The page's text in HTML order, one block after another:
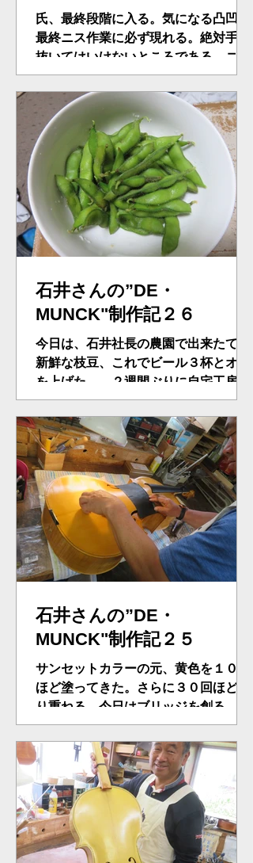
氏、最終段階に入る。気になる凸凹。
最終ニス作業に必ず現れる。絶対手を
抜いてはいけないところである。ニス
を剥がし再度トライアル。最終コーナ
ーペグ調整、アッパーサドルの微妙な
角度仕上げ。ムンクの音を追及する
氏、この最終コーナーは、鎌倉で話題
のユーチューブ”鎌倉のぞ紀美CH”で
石井さんの”DE・
MUNCK"制作記２６
今日は、石井社長の農園で出来たての
新鮮な枝豆、これでビール３杯とオダ
を上げた…。２週間ぶりに自宅工房で
完璧に仕上げてきたムンク。ニスを塗
ってみないとわからない失敗が発見さ
れる。つまりプレーンに仕上げたつも
りが、へこみの跡が、ニスを塗ると現
れてくる。スクレーパーで修正。塗り
直...
石井さんの”DE・
MUNCK"制作記２５
サンセットカラーの元、黄色を１０回
ほど塗ってきた。さらに３０回ほど塗
り重ねる。今日はブリッジを創る。カ
ーボンを敷き、ブリッジフットを合わ
せ削りこむ。いよいよ音出しか！